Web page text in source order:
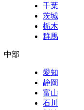
千葉
茨城
栃木
群馬
中部
愛知
静岡
富山
石川